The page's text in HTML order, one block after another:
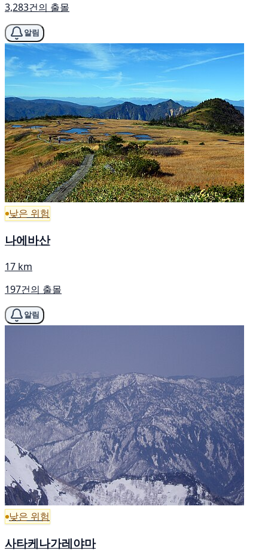
3,283건의 출몰
알림
낮은 위험
나에바산
17 km
197건의 출몰
알림
낮은 위험
사타케나가레야마